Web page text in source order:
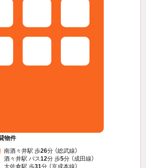
物件
南酒々井駅 歩26分 （総武線）
酒々井駅 バス12分 歩5分 （成田線）